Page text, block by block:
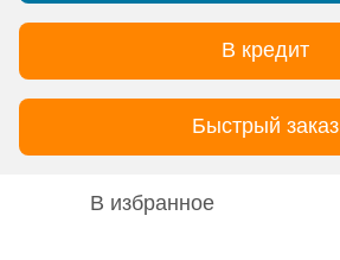
В кредит
Быстрый заказ
В избранное